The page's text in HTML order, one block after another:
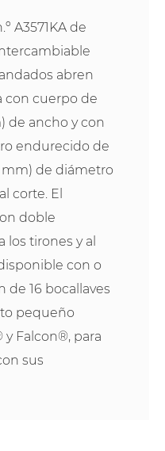
A3571KA de
abren
con cuerpo de
de ancho y con
endurecido de
mm) de diámetro
corte. El
doble
tirones y al
con o
de 16 bocallaves
pequeño
Falcon®, para
sus